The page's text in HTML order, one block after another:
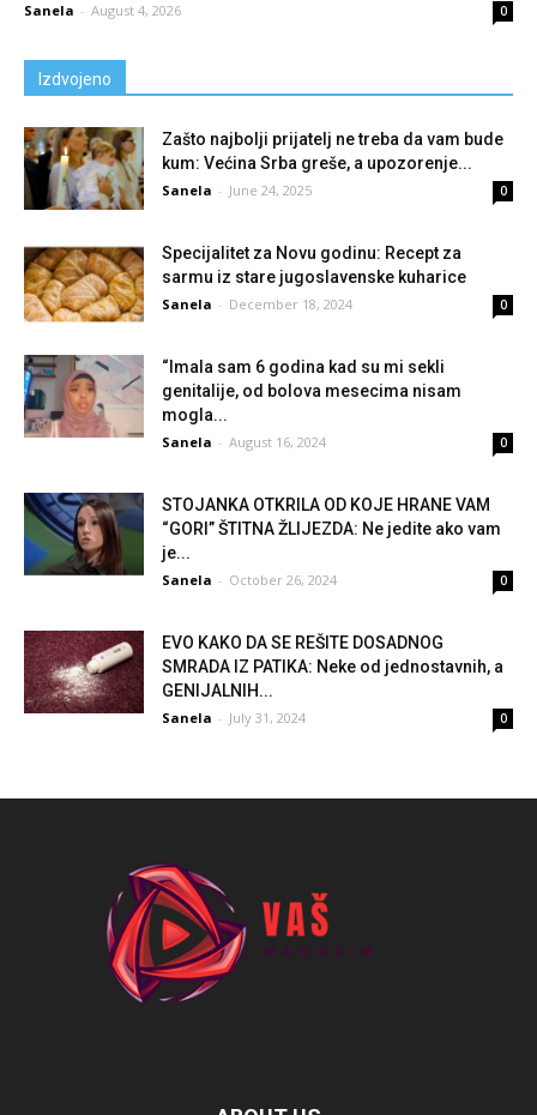
Sanela - August 4, 2026 0
Izdvojeno
Zašto najbolji prijatelj ne treba da vam bude
kum: Većina Srba greše, a upozorenje...
Sanela - June 24, 2025 0
Specijalitet za Novu godinu: Recept za
sarmu iz stare jugoslavenske kuharice
Sanela - December 18, 2024 0
“Imala sam 6 godina kad su mi sekli
genitalije, od bolova mesecima nisam
mogla...
Sanela - August 16, 2024 0
STOJANKA OTKRILA OD KOJE HRANE VAM
“GORI” ŠTITNA ŽLIJEZDA: Ne jedite ako vam
je...
Sanela - October 26, 2024 0
EVO KAKO DA SE REŠITE DOSADNOG
SMRADA IZ PATIKA: Neke od jednostavnih, a
GENIJALNIH...
Sanela - July 31, 2024 0